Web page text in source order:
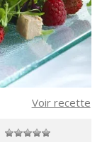
Voir recette